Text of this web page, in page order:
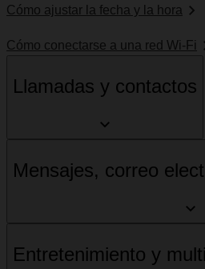
Cómo ajustar la fecha y la hora
Cómo conectarse a una red Wi-Fi
Llamadas y contactos
Mensajes, correo
Entretenimiento y